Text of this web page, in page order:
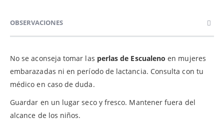
OBSERVACIONES
No se aconseja tomar las perlas de Escualeno en mujeres
embarazadas ni en período de lactancia. Consulta con tu
médico en caso de duda.
Guardar en un lugar seco y fresco. Mantener fuera del
alcance de los niños.